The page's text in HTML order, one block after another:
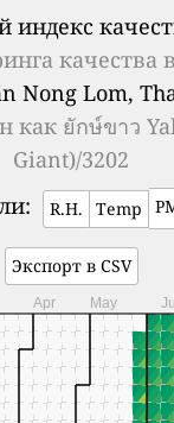
индекс
качества
Nong Lom,
какยักษ์ขาว
Giant)/3202
R.H. Temp
Экспорт в CSV
Apr May